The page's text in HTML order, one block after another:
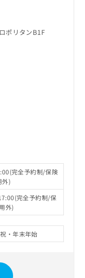
ポリタンB1F
完全予約制/保険
外)
完全予約制/保
外)
・年末年始